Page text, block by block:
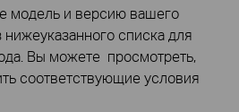
модель и версию вашего
нижеуказанного списка для
Вы можете просмотреть,
соответствующие условия